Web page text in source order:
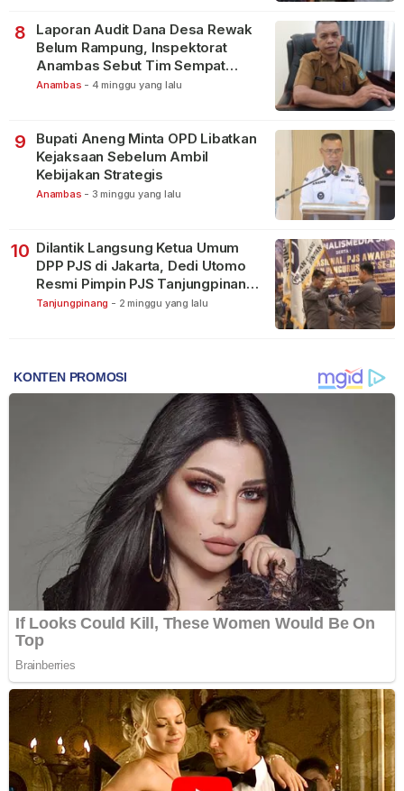
8
Laporan Audit Dana Desa Rewak
Belum Rampung, Inspektorat
Anambas Sebut Tim Sempat
Terbagi Tangani Kasus Lain
Anambas - 4 minggu yang lalu
9
Bupati Aneng Minta OPD Libatkan
Kejaksaan Sebelum Ambil
Kebijakan Strategis
Anambas - 3 minggu yang lalu
10 Dilantik Langsung Ketua Umum
DPP PJS di Jakarta, Dedi Utomo
Resmi Pimpin PJS Tanjungpinang-
Bintan
Tanjungpinang - 2 minggu yang lalu